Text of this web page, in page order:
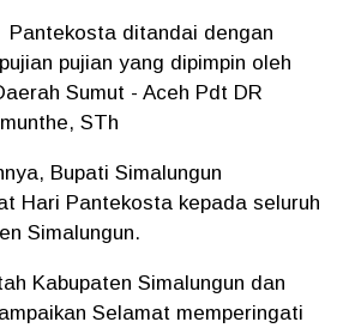
Pantekosta ditandai dengan
pujian yang dipimpin oleh
Sumut - Aceh Pdt DR
STh
Bupati Simalungun
Hari Pantekosta kepada seluruh
Simalungun.
Kabupaten Simalungun dan
Selamat memperingati